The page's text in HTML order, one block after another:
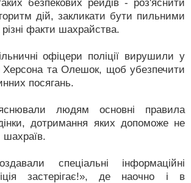
безпекових рейдів - роз'яснити
дій, закликати бути пильними
факти шахрайства.
офіцери поліції вирушили у
та Олешок, щоб убезпечити
посягань.
людям основні правила
дотримання яких допоможе не
шахраїв.
спеціальні інформаційні
де наочно і в